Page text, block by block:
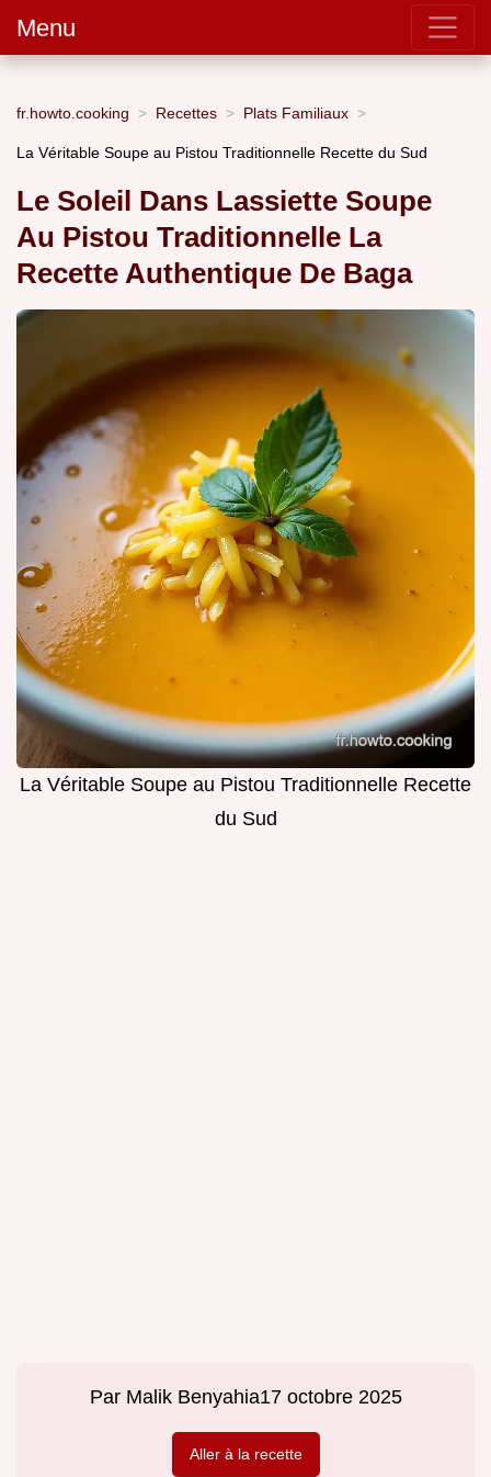
Menu
fr.howto.cooking Recettes Plats Familiaux
La Véritable Soupe au Pistou Traditionnelle Recette du Sud
Le Soleil Dans Lassiette Soupe
Au Pistou Traditionnelle La
Recette Authentique De Baga
La Véritable Soupe au Pistou Traditionnelle Recette
du Sud
Par Malik Benyahia17 octobre 2025
Aller à la recette